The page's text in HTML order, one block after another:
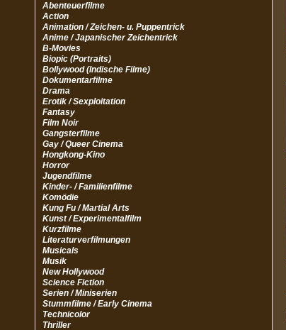
Abenteuerfilme
Action
Animation / Zeichen- u. Puppentrick
Anime / Japanischer Zeichentrick
B-Movies
Biopic (Portraits)
Bollywood (Indische Filme)
Dokumentarfilme
Drama
Erotik / Sexploitation
Fantasy
Film Noir
Gangsterfilme
Gay / Queer Cinema
Hongkong-Kino
Horror
Jugendfilme
Kinder- / Familienfilme
Komödie
Kung Fu / Martial Arts
Kunst / Experimentalfilm
Kurzfilme
Literaturverfilmungen
Musicals
Musik
New Hollywood
Science Fiction
Serien / Miniserien
Stummfilme / Early Cinema
Technicolor
Thriller